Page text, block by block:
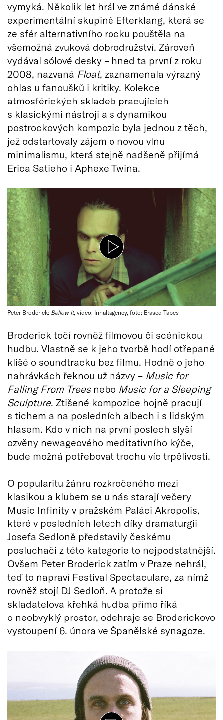
vymyká. Několik let hrál ve známé dánské
experimentální skupině Efterklang, která se
ze sfér alternativního rocku pouštěla na
všemožná zvuková dobrodružství. Zároveň
vydával sólové desky – hned ta první z roku
2008, nazvaná Float, zaznamenala výrazný
ohlas u fanoušků i kritiky. Kolekce
atmosférických skladeb pracujících
s klasickými nástroji a s dynamikou
postrockových kompozic byla jednou z těch,
jež odstartovaly zájem o novou vlnu
minimalismu, která stejně nadšeně přijímá
Erica Satieho i Aphexe Twina.
Peter Broderick: Bellow It, video: Inhaltagency, foto: Erased Tapes
Broderick točí rovněž filmovou či scénickou
hudbu. Vlastně se k jeho tvorbě hodí otřepané
klišé o soundtracku bez filmu. Hodně o jeho
nahrávkách řeknou už názvy – Music for
Falling From Treesnebo Music for a Sleeping
Sculpture. Ztišené kompozice hojně pracují
s tichem a na posledních albech i s lidským
hlasem. Kdo v nich na první poslech slyší
ozvěny newageového meditativního kýče,
bude možná potřebovat trochu víc trpělivosti.
O popularitu žánru rozkročeného mezi
klasikou a klubem se u nás starají večery
Music Infinity v pražském Paláci Akropolis,
které v posledních letech díky dramaturgii
Josefa Sedloně představily českému
posluchači z této kategorie to nejpodstatnější.
Ovšem Peter Broderick zatím v Praze nehrál,
teď to napraví Festival Spectaculare, za nímž
rovněž stojí DJ Sedloň. A protože si
skladatelova křehká hudba přímo říká
o neobvyklý prostor, odehraje se Broderickovo
vystoupení 6. února ve Španělské synagoze.